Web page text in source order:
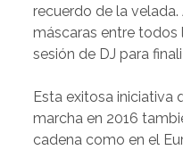
recuerdo de la
máscaras entre todos
sesión de DJ para
Esta exitosa iniciativa
marcha en 2016
cadena como en el